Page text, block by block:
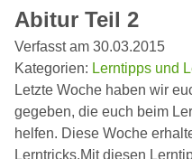
Abitur Teil 2
Verfasst am 30.03.2015
Kategorien: Lerntipps und
Letzte Woche haben wir
gegeben, die euch beim
helfen. Diese Woche
Lerntricks.Mit diesen